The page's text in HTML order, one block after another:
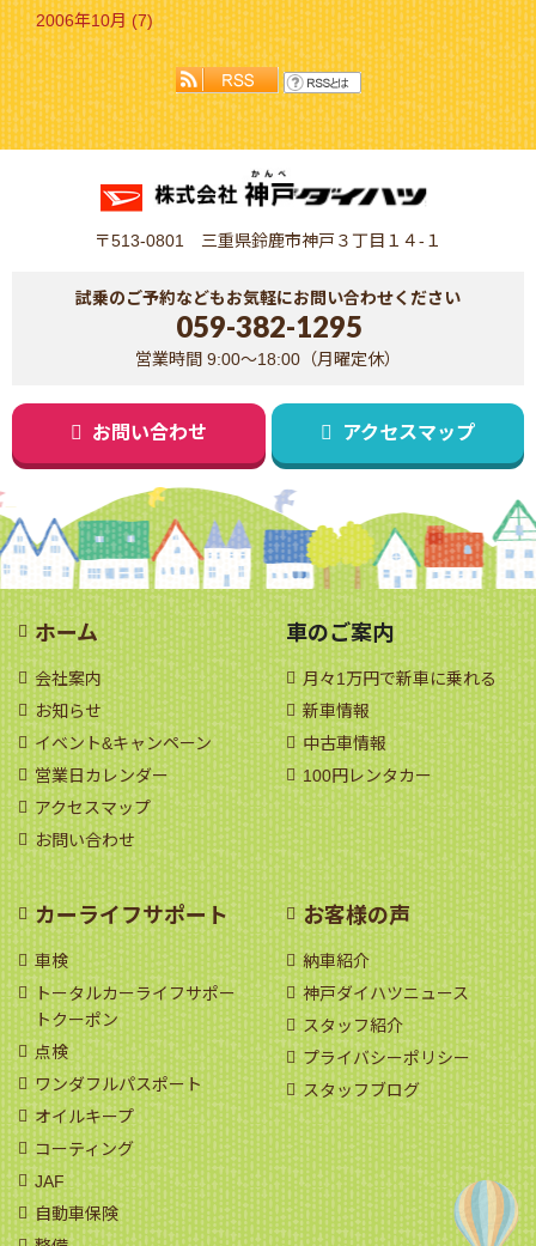
2006年10月 (7)
〒513-0801 三重県鈴鹿市神戸３丁目１４-１
試乗のご予約などもお気軽にお問い合わせください
059-382-1295
営業時間 9:00～18:00（月曜定休）
お問い合わせ アクセスマップ
ホーム
会社案内
お知らせ
イベント&キャンペーン
営業日カレンダー
アクセスマップ
お問い合わせ
車のご案内
月々1万円で新車に乗れる
新車情報
中古車情報
100円レンタカー
カーライフサポート
車検
トータルカーライフサポー
トクーポン
点検
ワンダフルパスポート
オイルキープ
コーティング
JAF
自動車保険
お客様の声
納車紹介
神戸ダイハツニュース
スタッフ紹介
プライバシーポリシー
スタッフブログ